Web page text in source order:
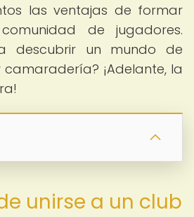
las ventajas de formar
de jugadores.
descubrir un mundo de
¡Adelante, la
unirse a un club